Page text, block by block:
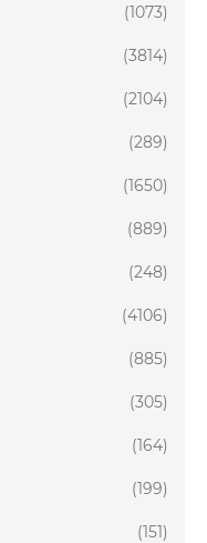
(1073)
(3814)
(2104)
(289)
(1650)
(889)
(248)
(4106)
(885)
(305)
(164)
(199)
(151)